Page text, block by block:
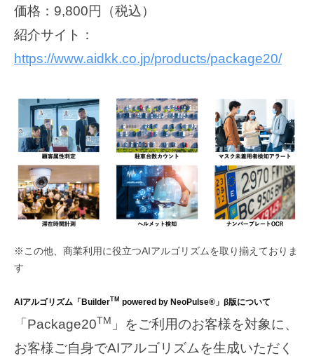
価格：9,800円（税込）
紹介サイト：
https://www.aidkk.co.jp/products/package20/
※この他、商業利用に役立つAIアルゴリズムを取り揃えておりま
す
AIアルゴリズム「BuilderTM powered by NeoPulse®」β版について
「Package20TM 」をご利用のお客様を対象に、
お客様ご自身でAIアルゴリズムを生成いただく